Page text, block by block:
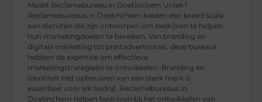
Maakt Reclamebureau in Doetinchem Uniek?
Reclamebureaus in Doetinchem bieden een breed scala
aan diensten die zijn ontworpen om bedrijven te helpen
hun marketingdoelen te bereiken. Van branding en
digitale marketing tot printadvertenties, deze bureaus
hebben de expertise om effectieve
marketingstrategieën te ontwikkelen. Branding en
Identiteit Het opbouwen van een sterk merk is
essentieel voor elk bedrijf. Reclamebureaus in
Doetinchem helpen bedrijven bij het ontwikkelen van